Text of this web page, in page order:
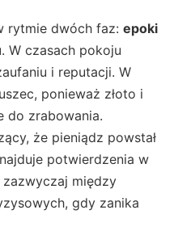
rytmie dwóch faz: epoki
. W czasach pokoju
i reputacji. W
ponieważ złoto i
do zrabowania.
że pieniądz powstał
potwierdzenia w
zazwyczaj między
gdy zanika